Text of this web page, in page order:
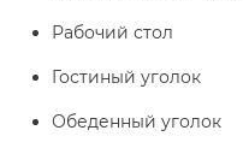
Рабочий стол
Гостиный уголок
Обеденный уголок